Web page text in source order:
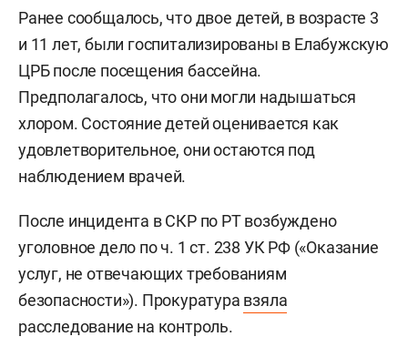
Ранее сообщалось, что двое детей, в возрасте 3
и 11 лет, были госпитализированы в Елабужскую
ЦРБ после посещения бассейна.
Предполагалось, что они могли надышаться
хлором. Состояние детей оценивается как
удовлетворительное, они остаются под
наблюдением врачей.
После инцидента в СКР по РТ возбуждено
уголовное дело по ч. 1 ст. 238 УК РФ («Оказание
услуг, не отвечающих требованиям
безопасности»). Прокуратура взяла
расследование на контроль.